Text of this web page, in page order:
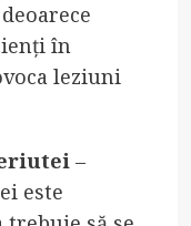
în
leziuni
–
este